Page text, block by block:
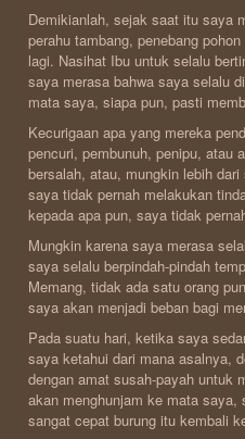
Demikianlah, sejak saat itu saya
perahu tambang, penebang
lagi. Nasihat Ibu untuk selalu
saya merasa bahwa saya selalu
mata saya, siapa pun, pasti
Kecurigaan apa yang mereka
pencuri, pembunuh, penipu, atau
bersalah, atau, mungkin lebih
saya tidak pernah melakukan
kepada apa pun, saya tidak
Mungkin karena saya merasa
saya selalu berpindah-pindah
Memang, tidak ada satu orang
saya akan menjadi beban bagi
Pada suatu hari, ketika saya
saya ketahui dari mana asalnya,
dengan amat susah-payah untuk
akan menghunjam ke mata saya,
sangat cepat burung itu kembali